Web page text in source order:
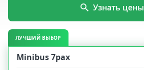
Узнать цены
ЛУЧШИЙ ВЫБОР
Minibus 7pax